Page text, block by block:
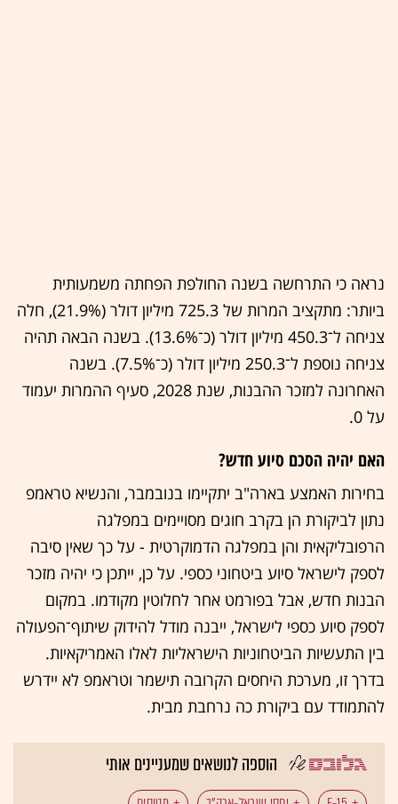
נראה כי התרחשה בשנה החולפת הפחתה משמעותית
ביותר: מתקציב המרות של 725.3 מיליון דולר (21.9%), חלה
צניחה ל־450.3 מיליון דולר (כ־13.6%). בשנה הבאה תהיה
צניחה נוספת ל־250.3 מיליון דולר (כ־7.5%). בשנה
האחרונה למזכר ההבנות, שנת 2028, סעיף ההמרות יעמוד
על 0.
האם יהיה הסכם סיוע חדש?
בחירות האמצע בארה"ב יתקיימו בנובמבר, והנשיא טראמפ
נתון לביקורת הן בקרב חוגים מסויימים במפלגה
הרפובליקאית והן במפלגה הדמוקרטית - על כך שאין סיבה
לספק לישראל סיוע ביטחוני כספי. על כן, ייתכן כי יהיה מזכר
הבנות חדש, אבל בפורמט אחר לחלוטין מקודמו. במקום
לספק סיוע כספי לישראל, ייבנה מודל להידוק שיתוף־הפעולה
בין התעשיות הביטחוניות הישראליות לאלו האמריקאיות.
בדרך זו, מערכת היחסים הקרובה תישמר וטראמפ לא יידרש
להתמודד עם ביקורת כה נרחבת מבית.
הוספה לנושאים שמעניינים אותי